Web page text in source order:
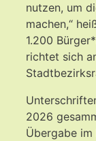
nutzen, um
machen,“
1.200
richtet sich
2026
Übergabe im